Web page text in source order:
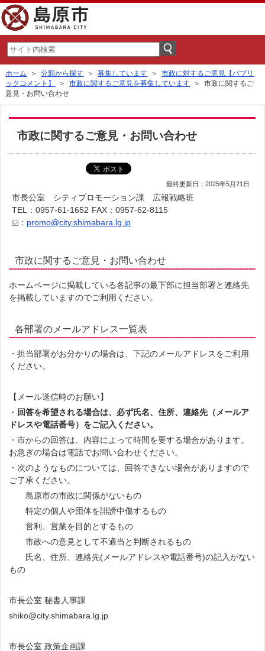
ホーム ＞分類から探す ＞募集しています ＞市政に対するご意見【パブリ
ックコメント】
＞市政に関するご意見を募集しています ＞ 市政に関するご
意見・お問い合わせ
市政に関するご意見・お問い合わせ
最終更新日：2025年5月21日
市長公室 シティプロモーション課 広報戦略班
TEL：0957-61-1652 FAX：0957-62-8115
： promo@city.shimabara.lg.jp
市政に関するご意見・お問い合わせ
ホームページに掲載している各記事の最下部に担当部署と連絡先
を掲載していますのでご利用ください。
各部署のメールアドレス一覧表
・担当部署がお分かりの場合は、下記のメールアドレスをご利用
ください。
【メール送信時のお願い】
・ 回答を希望される場合は、必ず氏名、住所、連絡先（メールア
ドレスや電話番号）をご記入ください。
・市からの回答は、内容によって時間を要する場合があります。
お急ぎの場合は電話でお問い合わせください。
・次のようなものについては、回答できない場合がありますので
ご了承ください。
島原市の市政に関係がないもの
特定の個人や団体を誹謗中傷するもの
営利、営業を目的とするもの
市政への意見として不適当と判断されるもの
氏名、住所、連絡先(メールアドレスや電話番号)の記入がない
もの
市長公室 秘書人事課
shiko@city.shimabara.lg.jp
市長公室 政策企画課